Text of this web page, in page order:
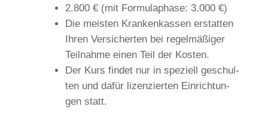
2.800 € (mit For­mu­lapha­se: 3.000 €)
Die mei­sten Kran­ken­kas­sen erstat­ten
Ihren Ver­si­cher­ten bei regel­mä­ßi­ger
Teil­nah­me einen Teil der Kosten.
Der Kurs fin­det nur in spe­zi­ell geschul­
ten und dafür lizen­zier­ten Ein­rich­tun­
gen statt.